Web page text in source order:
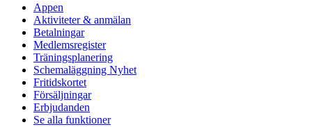
Appen
Aktiviteter & anmälan
Betalningar
Medlemsregister
Träningsplanering
Schemaläggning Nyhet
Fritidskortet
Försäljningar
Erbjudanden
Se alla funktioner